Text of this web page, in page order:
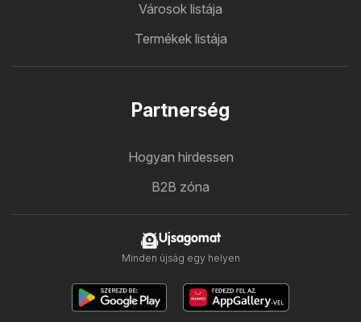
Városok listája
Termékek listája
Partnerség
Hogyan hirdessen
B2B zóna
Ujsagomat
Minden újság egy helyen